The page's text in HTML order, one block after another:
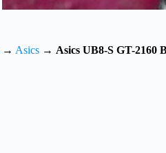
→ Asics → Asics UB8-S GT-2160